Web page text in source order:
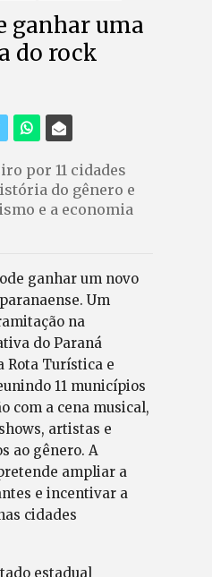
ganhar uma
do rock
por 11 cidades
do gênero e
e a economia
ganhar um novo
Um
na
do Paraná
Rota Turística e
11 municípios
com a cena musical,
artistas e
ao gênero. A
ampliar a
e incentivar a
cidades
estadual